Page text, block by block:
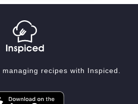
recipes with Inspiced.